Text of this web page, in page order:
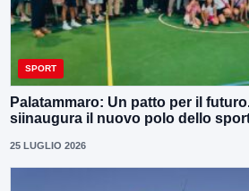
SPORT
Palatammaro: Un patto per il
siinaugura il nuovo polo dello
25 LUGLIO 2026